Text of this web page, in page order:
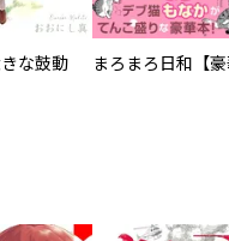
な鼓動